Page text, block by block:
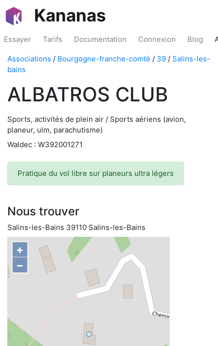
Kananas
Essayer Tarifs Documentation Connexion Blog
Associations / Bourgogne-franche-comté / 39 / Salins-les-
bains
ALBATROS CLUB
Sports, activités de plein air / Sports aériens (avion,
planeur, ulm, parachutisme)
Waldec : W392001271
Pratique du vol libre sur planeurs ultra légers
Nous trouver
Salins-les-Bains 39110 Salins-les-Bains
+
−